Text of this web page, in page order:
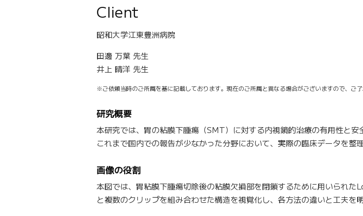
Client
昭和大学江東豊洲病院
田邊 万葉 先生
井上 晴洋 先生
※ご依頼当時のご所属を基に記載しております。現在のご所属と異なる場合がございますので、ご了
研究概要
本研究では、胃の粘膜下腫瘍（SMT）に対する内視鏡的治療の有用性と安
これまで国内での報告が少なかった分野において、実際の臨床データを整
画像の役割
本図では、胃粘膜下腫瘍切除後の粘膜欠損部を閉鎖するために用いられ
と複数のクリップを組み合わせた構造を視覚化し、各方法の違いと工夫を